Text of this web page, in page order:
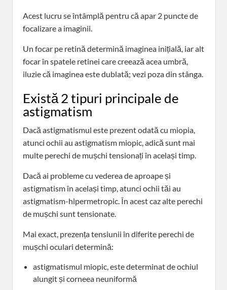
Acest lucru se întâmplă pentru că apar 2 puncte de
focalizare a imaginii.
Un focar pe retină determină imaginea inițială, iar alt
focar în spatele retinei care creează acea umbră,
iluzie că imaginea este dublată; vezi poza din stânga.
Există 2 tipuri principale de
astigmatism
Dacă astigmatismul este prezent odată cu miopia,
atunci ochii au astigmatism miopic, adică sunt mai
multe perechi de mușchi tensionați în același timp.
Dacă ai probleme cu vederea de aproape și
astigmatism în același timp, atunci ochii tăi au
astigmatism-hipermetropic. În acest caz alte perechi
de mușchi sunt tensionate.
Mai exact, prezența tensiunii în diferite perechi de
mușchi oculari determină:
astigmatismul miopic, este determinat de ochiul
alungit și corneea neuniformă